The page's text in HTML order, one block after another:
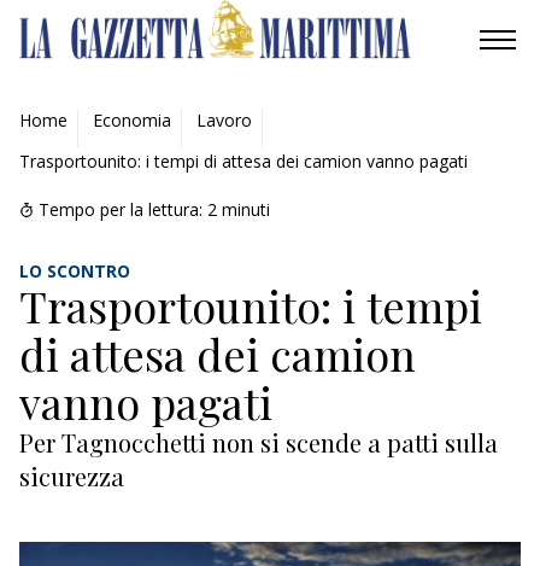
AMBIENTE
MOBILITÀ
INDUSTRIA
RICERCA
ECONOMIA
TURISMO
CULTURA
Home Economia
Lavoro
Trasportounito: i tempi di attesa dei camion vanno pagati
Tempo per la lettura: 2 minuti
LO SCONTRO
Trasportounito: i tempi
di attesa dei camion
vanno pagati
Per Tagnocchetti non si scende a patti sulla
sicurezza